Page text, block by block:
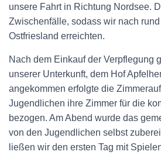
unsere Fahrt in Richtung Nordsee.
Zwischenfälle, sodass wir nach
Ostfriesland erreichten.
Nach dem Einkauf der Verpflegung
unserer Unterkunft, dem Hof
angekommen erfolgte die
Jugendlichen ihre Zimmer für die
bezogen. Am Abend wurde das
von den Jugendlichen selbst
ließen wir den ersten Tag mit